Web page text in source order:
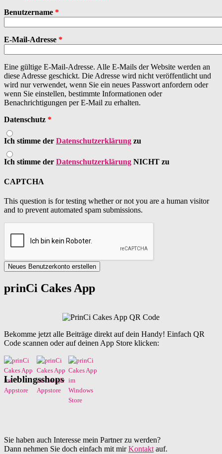
Benutzername *
E-Mail-Adresse *
Eine gültige E-Mail-Adresse. Alle E-Mails der Website werden an
diese Adresse geschickt. Die Adresse wird nicht veröffentlicht und
wird nur verwendet, wenn Sie ein neues Passwort anfordern oder
wenn Sie einstellen, bestimmte Informationen oder
Benachrichtigungen per E-Mail zu erhalten.
Datenschutz *
Ich stimme der Datenschutzerklärung zu
Ich stimme der Datenschutzerklärung NICHT zu
CAPTCHA
This question is for testing whether or not you are a human visitor
and to prevent automated spam submissions.
Neues Benutzerkonto erstellen
prinCi Cakes App
Bekomme jetzt alle Beiträge direkt auf dein Handy! Einfach QR
Code scannen oder auf deinen App Store klicken:
Lieblingsshops
Sie haben auch Interesse mein Partner zu werden?
Dann nehmen Sie doch einfach mit mirKontakt auf.